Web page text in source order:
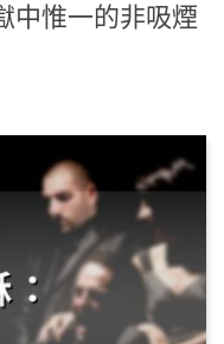
中惟一的非吸煙